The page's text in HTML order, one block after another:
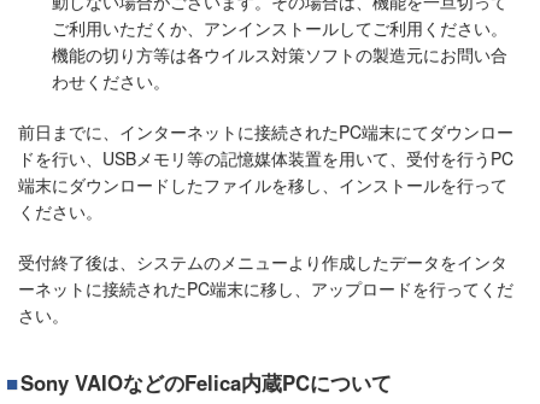
ご利用いただくか、アンインストールしてご利用ください。
機能の切り方等は各ウイルス対策ソフトの製造元にお問い合
わせください。
前日までに、インターネットに接続されたPC端末にてダウンロー
ドを行い、USBメモリ等の記憶媒体装置を用いて、受付を行うPC
端末にダウンロードしたファイルを移し、インストールを行って
ください。
受付終了後は、システムのメニューより作成したデータをインタ
ーネットに接続されたPC端末に移し、アップロードを行ってくだ
さい。
Sony VAIOなどのFelica内蔵PCについて